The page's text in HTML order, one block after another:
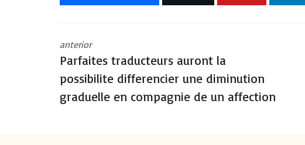
anterior
Parfaites traducteurs auront la
possibilite differencier une diminution
graduelle en compagnie de un affection